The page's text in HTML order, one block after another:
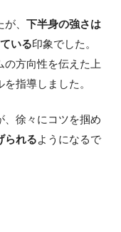
、 下半身の強さは
いる印象でした。
の方向性を伝えた上
指導しました。
、徐々にコツを掴め
られるようになるで